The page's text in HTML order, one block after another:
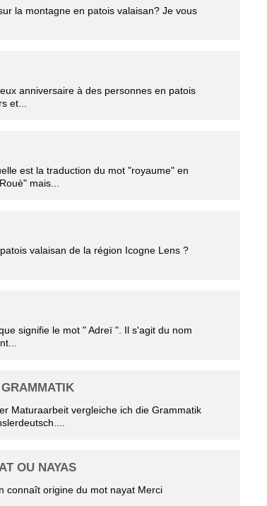
la montagne en patois valaisan? Je vous
anniversaire à des personnes en patois
et...
est la traduction du mot "royaume" en
mais...
valaisan de la région Icogne Lens ?
signifie le mot " Adreï ". Il s'agit du nom
Maturaarbeit vergleiche ich die Grammatik
OU NAYAS
connaît origine du mot nayat Merci